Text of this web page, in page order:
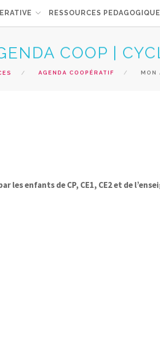
RESSOURCES
COOP |
AGENDA COOPÉRATIF MON
enfants de CP, CE1, CE2 et de